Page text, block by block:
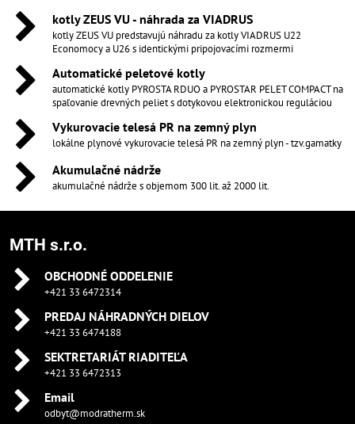
kotly ZEUS VU - náhrada za VIADRUS
kotly ZEUS VU predstavujú náhradu za kotly VIADRUS U22
Economocy a U26 s identickými pripojovacími rozmermi
Automatické peletové kotly
automatické kotly PYROSTA RDUO a PYROSTAR PELET COMPACT na
spaľovanie drevných peliet s dotykovou elektronickou reguláciou
Vykurovacie telesá PR na zemný plyn
lokálne plynové vykurovacie telesá PR na zemný plyn - tzv.gamatky
Akumulačné nádrže
akumulačné nádrže s objemom 300 lit. až 2000 lit.
MTH s.r.o.
OBCHODNÉ ODDELENIE
+421 33 6472314
PREDAJ NÁHRADNÝCH DIELOV
+421 33 6474188
SEKTRETARIÁT RIADITEĽA
+421 33 6472313
Email
odbyt@modratherm.sk